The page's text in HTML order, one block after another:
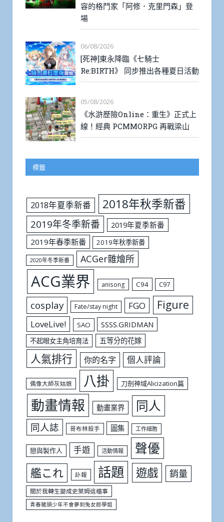
容的格鬥家「阿修．克里門森」登
場
06/08/2026
[死神]東永降臨《七騎士
Re:BIRTH》 同步推出各種夏日活動
05/08/2026
《水滸歷險Online：重生》正式上
線！經典 PCMMORPG 再戰梁山
標籤
2018年夏季新番 2018年秋季新番
2019年冬季新番
2019年夏季新番
2019年春季新番
2019年秋季新番
2020年冬季新番 ACGer雜燴所
ACG業界 anisong C94 C97
cosplay Fate/stay night FGO Figure
LoveLive! SAO SSSS.GRIDMAN
不起眼女主角培育法 五等分的花嫁
人氣排行 你的名字 個人評論
偶像大師灰姑娘 八掛 刀劍神域Alicization篇
動畫情報 動畫業界 同人
同人誌 哥布林殺手 圖集 工作細胞
戀與製作人 手遊 活動情報 聲優
艦これ 訃報 話題 遊戲 銷量
關於我轉生變成史萊姆這檔事
青春豬頭少年不會夢到兔女郎學姐